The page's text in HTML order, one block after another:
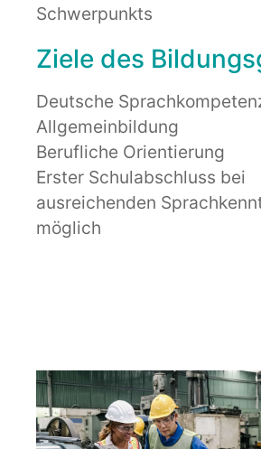
Schwerpunkts
Ziele des
Deutsche
Allgemeinbildung
Berufliche Orientierung
Erster Schulabschluss bei
ausreichenden
möglich